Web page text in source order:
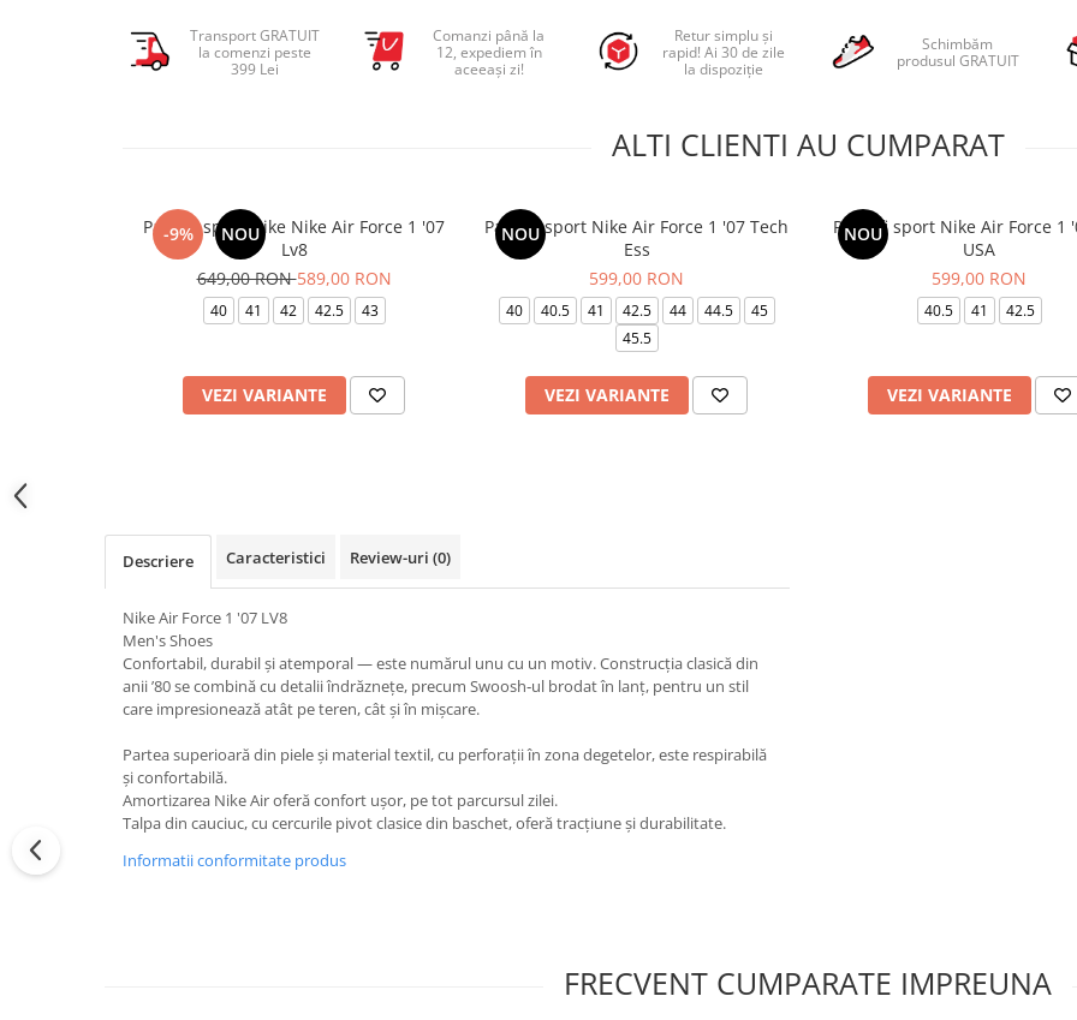
Transport GRATUIT
la comenzi peste
399 Lei
Comanzi până la
12, expediem în
aceeași zi!
Retur simplu și
rapid! Ai 30 de zile
la dispoziție
Schimbăm
produsul GRATUIT
ALTI CLIENTI AU CUMPARAT
-9% NOU
Pantofi sport Nike Nike Air Force 1 '07
Lv8
649,00 RON589,00 RON
40 41 42 42.5 43
VEZI VARIANTE
NOU
Pantofi sport Nike Air Force 1 '07 Tech
Ess
599,00 RON
40 40.5 41 42.5 44 44.5
45
45.5
VEZI VARIANTE
NOU
Pantofi sport Nike Air Force 1
USA
599,00 RON
40.5 41 42.5
VEZI VARIANTE
Descriere Caracteristici Review-uri (0)
Nike Air Force 1 '07 LV8
Men's Shoes
Confortabil, durabil și atemporal — este numărul unu cu un motiv. Construcția clasică din
anii ’80 se combină cu detalii îndrăznețe, precum Swoosh‑ul brodat în lanț, pentru un stil
care impresionează atât pe teren, cât și în mișcare.
Partea superioară din piele și material textil, cu perforații în zona degetelor, este respirabilă
și confortabilă.
Amortizarea Nike Air oferă confort ușor, pe tot parcursul zilei.
Talpa din cauciuc, cu cercurile pivot clasice din baschet, oferă tracțiune și durabilitate.
Informatii conformitate produs
FRECVENT CUMPARATE IMPREUNA